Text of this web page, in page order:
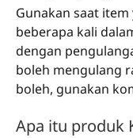
Gunakan saat
beberapa kali
dengan
boleh mengulang
boleh, gunakan
Apa itu produk